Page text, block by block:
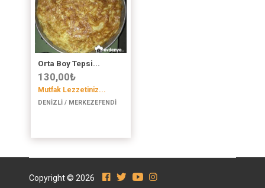
Orta Boy Tepsi...
130,00₺
Mutfak Lezzetiniz...
DENİZLİ / MERKEZEFENDİ
Copyright © 2026